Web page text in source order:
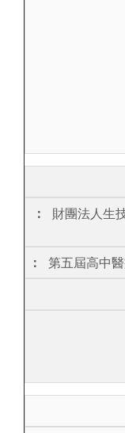
財團法人生
第五屆高中